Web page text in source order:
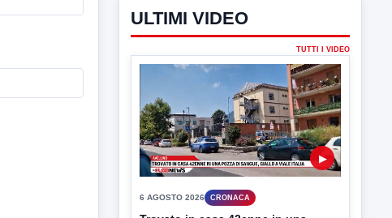
ULTIMI VIDEO
TUTTI I VIDEO
▶
6 AGOSTO 2026 CRONACA